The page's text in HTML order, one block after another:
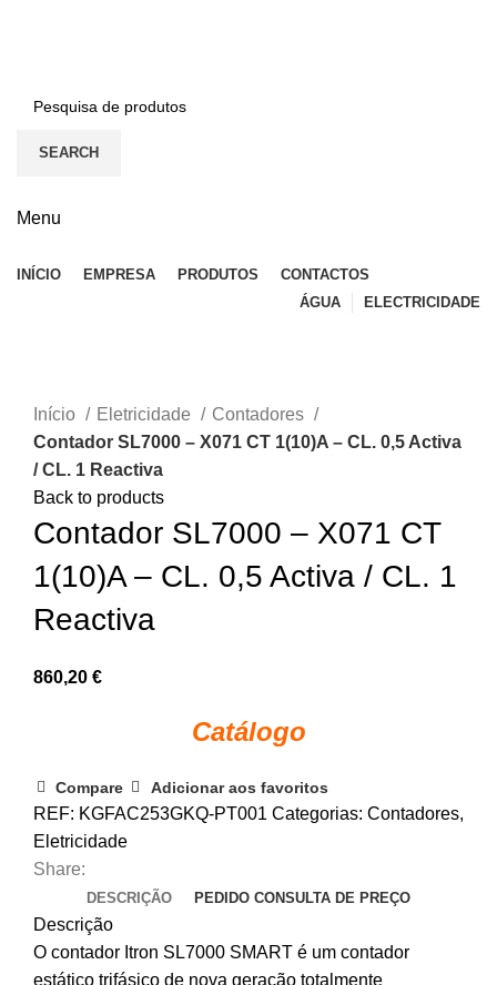
SEARCH
Menu
INÍCIO EMPRESA PRODUTOS
CONTACTOS
ÁGUA
ELECTRICIDADE
Início
Eletricidade
Contadores
Contador SL7000 – X071 CT 1(10)A – CL. 0,5 Activa
/ CL. 1 Reactiva
Back to products
Contador SL7000 – X071 CT
1(10)A – CL. 0,5 Activa / CL. 1
Reactiva
860,20 €
Catálogo
Compare Adicionar aos favoritos
REF: KGFAC253GKQ-PT001 Categorias: Contadores,
Eletricidade
Share:
DESCRIÇÃO PEDIDO CONSULTA DE PREÇO
Descrição
O contador Itron SL7000 SMART é um contador
estático trifásico de nova geração totalmente